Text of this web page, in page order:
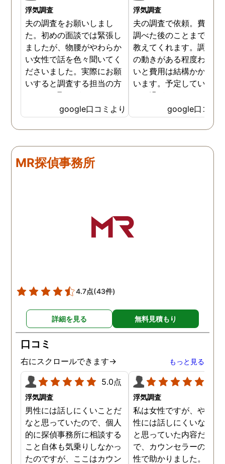
浮気調査
夫の調査をお願いしまし
た。初めの面談では緊張し
ましたが、物腰がやわらか
い女性で話を色々聞いてく
ださいました。実際にお願
いすると調査する担当の方
とのやり取りがメインで、
色々不安や心配な事の共有
をしてくれました。探偵の
方に依頼となると丸投げで
が、二人三脚で協力しあい
ながら、進めて行った感じ
と思います。思い切ってお
願いして良かったです。 こ
の度はありがとうございま
google口コミより
浮気調査
夫の調査で依頼。費用や
調べた後のことまで詳し
教えてくれます。調査対
の動きがある程度わから
いと費用は結構かかると
います。予定していた時
より過ぎてしまいました
が、そのまま調査してい
だき、しっかり証拠取れ
した。あ、もちろん過ぎ
調査が終わって今後どう
google口コミ
MR探偵事務所
4.7点(43件)
詳細を見る 無料見積もり
口コミ
右にスクロールできます→ もっと見る
5.0点
浮気調査
男性には話しにくいことだ
なと思っていたので、個人
的に探偵事務所に相談する
こと自体も気乗りしなかっ
たのですが、ここはカウン
浮気調査
私は女性ですが、やはり
性には話しにくいな。。
と思っていた内容だった
で、カウンセラーの方が
性で助かりました。MR